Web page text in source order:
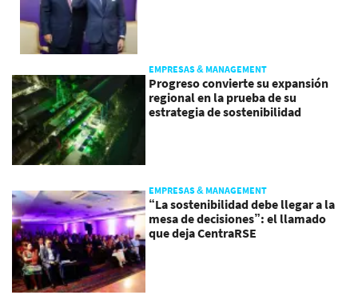
EMPRESAS & MANAGEMENT
Progreso convierte su expansión
regional en la prueba de su
estrategia de sostenibilidad
EMPRESAS & MANAGEMENT
“La sostenibilidad debe llegar a la
mesa de decisiones”: el llamado
que deja CentraRSE